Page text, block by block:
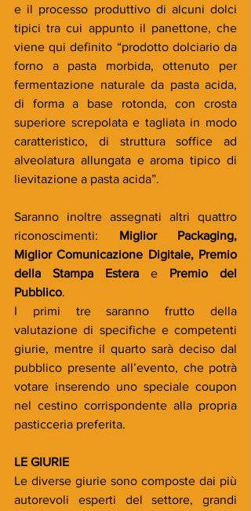
e il processo produttivo di alcuni dolci
tipici tra cui appunto il panettone, che
viene qui definito “prodotto dolciario da
forno a pasta morbida, ottenuto per
fermentazione naturale da pasta acida,
di forma a base rotonda, con crosta
superiore screpolata e tagliata in modo
caratteristico, di struttura soffice ad
alveolatura allungata e aroma tipico di
lievitazione a pasta acida”.
Saranno inoltre assegnati altri quattro
riconoscimenti: Miglior Packaging,
Miglior Comunicazione Digitale, Premio
della Stampa Estera e Premio del
Pubblico.
I primi tre saranno frutto della
valutazione di specifiche e competenti
giurie, mentre il quarto sarà deciso dal
pubblico presente all’evento, che potrà
votare inserendo uno speciale coupon
nel cestino corrispondente alla propria
pasticceria preferita.
LE GIURIE
Le diverse giurie sono composte dai più
autorevoli esperti del settore, grandi